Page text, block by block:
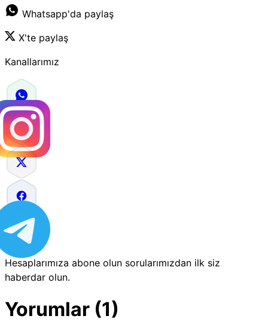
Whatsapp'da paylaş
X'te paylaş
Kanallarımız
Hesaplarımıza abone olun sorularımızdan ilk siz
haberdar olun.
Yorumlar (1)